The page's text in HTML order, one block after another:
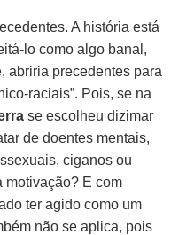
A história está
lo como algo banal,
abriria precedentes para
raciais”. Pois, se na
se escolheu dizimar
de doentes mentais,
ciganos ou
motivação? E com
ter agido como um
não se aplica, pois